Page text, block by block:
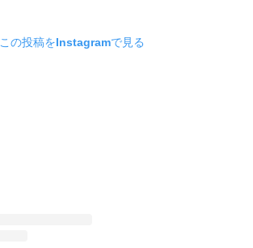
この投稿をInstagramで見る